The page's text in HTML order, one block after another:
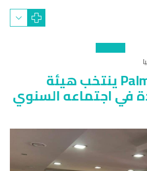
Palmed Ukrania ينتخب هيئة
في اجتماعه السنوي